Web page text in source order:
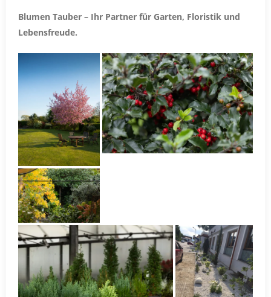
Blumen Tauber – Ihr Partner für Garten, Floristik und
Lebensfreude.